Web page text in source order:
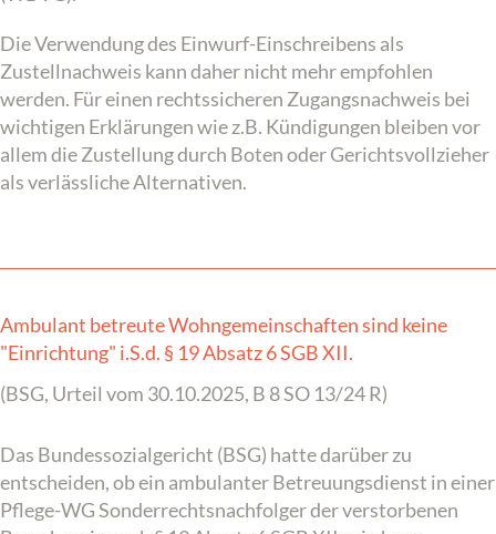
Die Verwendung des Einwurf-Einschreibens als
Zustellnachweis kann daher nicht mehr empfohlen
werden. Für einen rechtssicheren Zugangsnachweis bei
wichtigen Erklärungen wie z.B. Kündigungen bleiben vor
allem die Zustellung durch Boten oder Gerichtsvollzieher
als verlässliche Alternativen.
Ambulant betreute Wohngemeinschaften sind keine
"Einrichtung" i.S.d. § 19 Absatz 6 SGB XII.
(BSG, Urteil vom 30.10.2025, B 8 SO 13/24 R)
Das Bundessozialgericht (BSG) hatte darüber zu
entscheiden, ob ein ambulanter Betreuungsdienst in einer
Pflege-WG Sonderrechtsnachfolger der verstorbenen